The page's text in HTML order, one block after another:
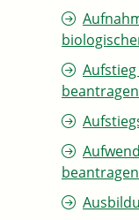
beantragen
beantragen